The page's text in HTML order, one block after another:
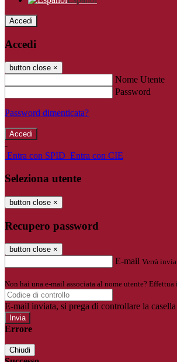
Accedi
Accedi
button close ×
Nome Utente
Password
Password dimenticata?
-
Entra con SPID Entra con CIE
Seleziona utente
button close ×
Recupero password
button close ×
E-mail Verrà
Non hai una e-mail associata al nome utente?
E-mail inviata, si prega di controllare la
Errore
Chiudi